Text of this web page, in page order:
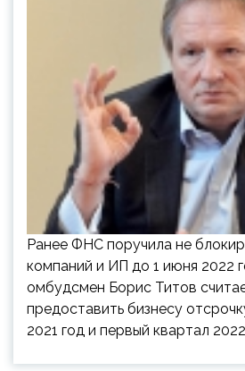
Ранее ФНС поручила не
компаний и ИП до 1 июня 2022
омбудсмен Борис Титов
предоставить бизнесу
2021 год и первый квартал